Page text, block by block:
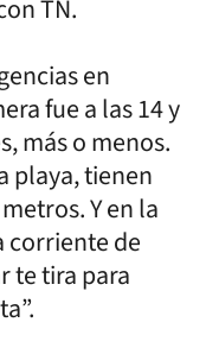
TN.
en
fue a las 14 y
más o menos.
playa, tienen
Y en la
corriente de
te tira para